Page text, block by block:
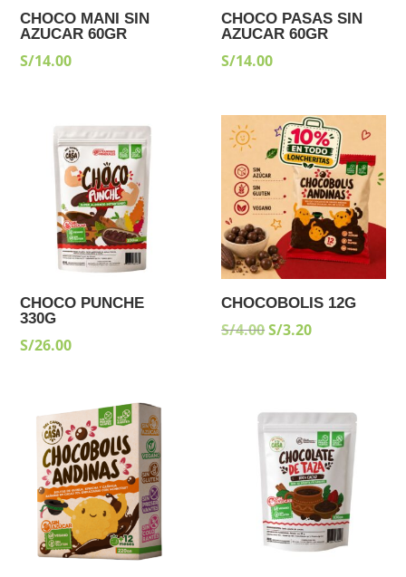
CHOCO MANI SIN
AZUCAR 60GR
S/14.00
CHOCO PASAS SIN
AZUCAR 60GR
S/14.00
CHOCO PUNCHE
330G
S/26.00
¡Oferta!
CHOCOBOLIS 12G
S/4.00EL
S/4.00.
S/3.20EL
S/3.20.